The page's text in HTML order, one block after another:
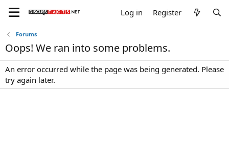
Log in Register
Forums
Oops! We ran into some problems.
An error occurred while the page was being generated. Please
try again later.